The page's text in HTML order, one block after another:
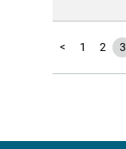
< 1 2 3